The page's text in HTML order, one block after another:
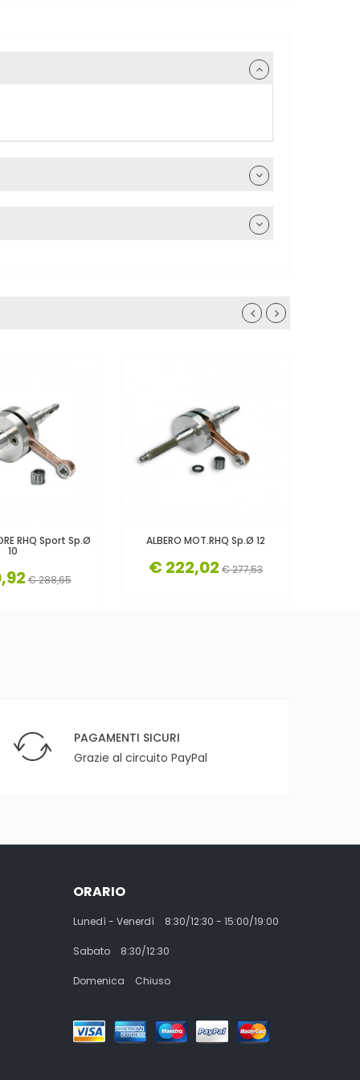
RHQ Sport Sp.Ø
10
€ 288,65
ALBERO MOT.RHQ Sp.Ø 12
€ 222,02 € 277,53
PAGAMENTI SICURI
Grazie al circuito PayPal
ORARIO
Lunedì - Venerdì 8:30/12:30 - 15:00/19:00
Sabato 8:30/12:30
Domenica Chiuso